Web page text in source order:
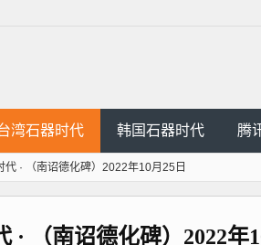
湾石器时代 韩国石器时代 腾
代 · （南诏德化碑）2022年10月25日
· （南诏德化碑）2022年